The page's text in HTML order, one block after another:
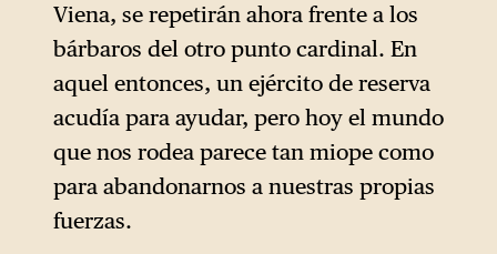
Viena, se repetirán ahora frente a los
bárbaros del otro punto cardinal. En
aquel entonces, un ejército de reserva
acudía para ayudar, pero hoy el mundo
que nos rodea parece tan miope como
para abandonarnos a nuestras propias
fuerzas.